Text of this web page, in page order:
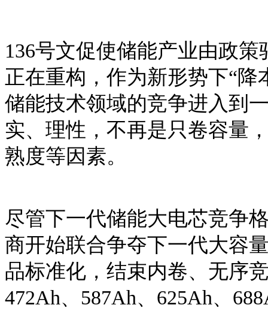
136号文促使储能产业由政
正在重构，作为新形势下“
储能技术领域的竞争进入到
实、理性，不再是只卷容量
熟度等因素。
尽管下一代储能大电芯竞争
商开始联合争夺下一代大容
品标准化，结束内卷、无序
472Ah、587Ah、625Ah、